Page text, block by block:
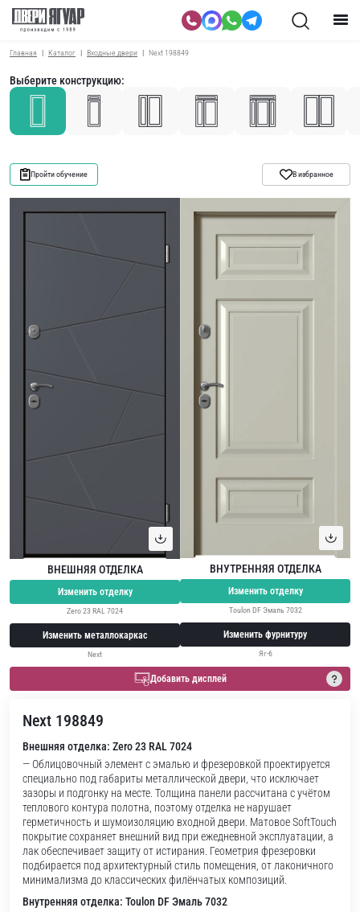
Главная Каталог Входные двери Next 198849
Выберите конструкцию:
Пройти обучение В избранное
ВНЕШНЯЯ ОТДЕЛКА
Изменить отделку
Zero 23 RAL 7024
Изменить металлокаркас
Next
ВНУТРЕННЯЯ ОТДЕЛКА
Изменить отделку
Toulon DF Эмаль 7032
Изменить фурнитуру
Яг-6
Добавить дисплей
Next 198849
Внешняя отделка: Zero 23 RAL 7024
— Облицовочный элемент с эмалью и фрезеровкой проектируется
специально под габариты металлической двери, что исключает
зазоры и подгонку на месте. Толщина панели рассчитана с учётом
теплового контура полотна, поэтому отделка не нарушает
герметичность и шумоизоляцию входной двери. Матовое SoftTouch
покрытие сохраняет внешний вид при ежедневной эксплуатации, а
лак обеспечивает защиту от истирания. Геометрия фрезеровки
подбирается под архитектурный стиль помещения, от лаконичного
минимализма до классических филёнчатых композиций.
Внутренняя отделка: Toulon DF Эмаль 7032